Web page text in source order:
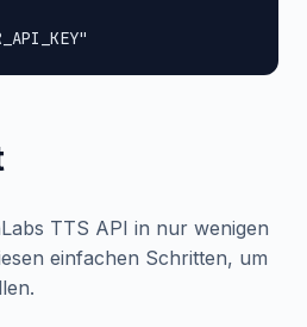
TTS API in nur wenigen
einfachen Schritten, um